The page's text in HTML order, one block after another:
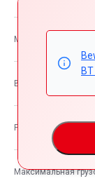
М3
Вес автомобиля
Разрешенная
Максимальная